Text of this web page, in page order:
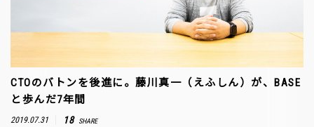
CTOのバトンを後進に。藤川真一（えふしん）が、BASE
と歩んだ7年間
2019.07.31 18 SHARE